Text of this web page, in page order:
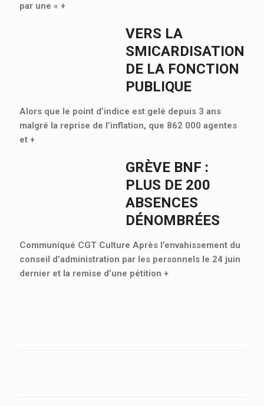
par une « +
VERS LA
SMICARDISATION
DE LA FONCTION
PUBLIQUE
Alors que le point d’indice est gelé depuis 3 ans
malgré la reprise de l’inflation, que 862 000 agentes
et +
GRÈVE BNF :
PLUS DE 200
ABSENCES
DÉNOMBRÉES
Communiqué CGT Culture Après l’envahissement du
conseil d’administration par les personnels le 24 juin
dernier et la remise d’une pétition +